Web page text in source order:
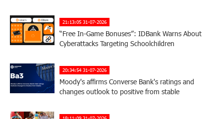
21:13:05 31-07-2026
“Free In-Game Bonuses”: IDBank Warns About
Cyberattacks Targeting Schoolchildren
20:34:54 31-07-2026
Moody's affirms Converse Bank's ratings and
changes outlook to positive from stable